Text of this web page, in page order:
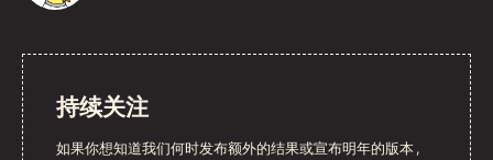
持续关注
如果你想知道我们何时发布额外的结果或宣布明年的版本,